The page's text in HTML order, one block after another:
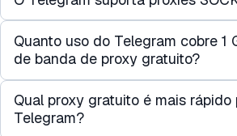
Sim. A documentação do
proxy SOCKS5 e mostra os
como servidor, porta e nome de
opcionais.
Quanto uso do Telegram cobre 1
de banda de proxy gratuito?
Para mensagens de texto,
um percurso de ida e volta de
Qual proxy gratuito é mais rápido
Telegram?